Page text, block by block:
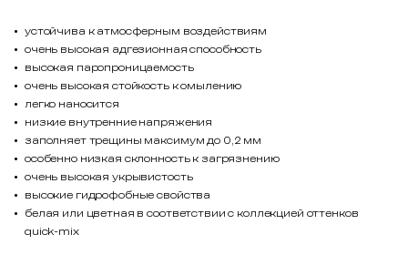
устойчива к атмосферным воздействиям
очень высокая адгезионная способность
высокая паропроницаемость
очень высокая стойкость к омылению
легко наносится
низкие внутренние напряжения
заполняет трещины максимум до 0,2 мм
особенно низкая склонность к загрязнению
очень высокая укрывистость
высокие гидрофобные свойства
белая или цветная в соответствии с коллекцией оттенков
quick-mix